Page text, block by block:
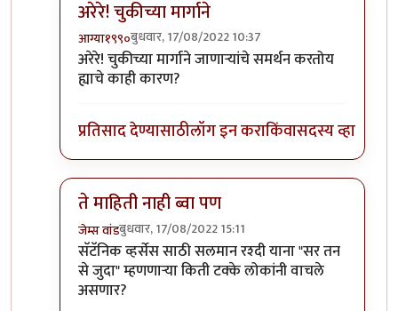
अरेरे! चुकीच्या मार्गाने
आग्या१९९०बुधवार, 17/08/2022 10:37
In reply toबिरुटे सरbyसुबोध खरे
अरेरे! चुकीच्या मार्गाने जाणाऱ्यांचे समर्थन करतोय
ह्याचे काही कारण?
प्रतिसाद देण्यासाठीलॉग इन कराकिंवासदस्य व्हा
ते माहिती नाही ब्वा पण
जेम्स वांडबुधवार, 17/08/2022 15:11
In reply toबिरुटे सरbyसुबोध खरे
सॅटॅनिक व्हर्सेस साठी सलमान रश्दी याना "सर तन
से जुदा" म्हणणाऱ्या किती टक्के लोकांनी वाचले
असणार?